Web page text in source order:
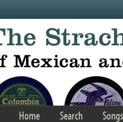
Home Search Songs